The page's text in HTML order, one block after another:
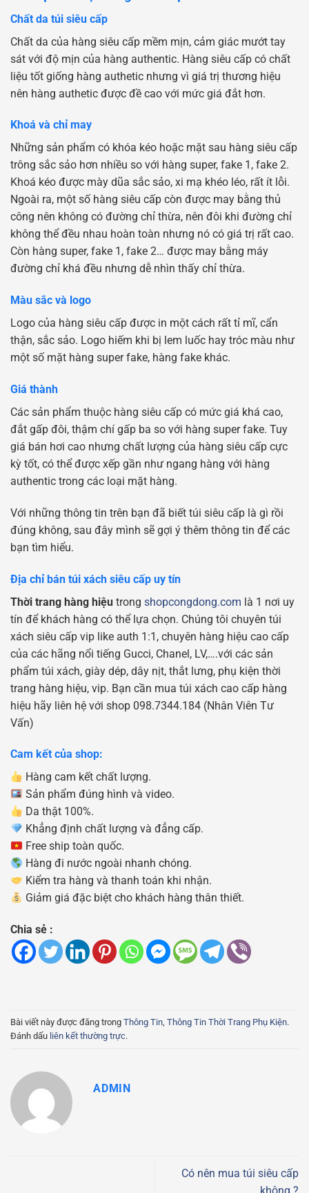
Chất da túi siêu cấp
Chất da của hàng siêu cấp mềm mịn, cảm giác mướt tay
sát với độ mịn của hàng authentic. Hàng siêu cấp có chất
liệu tốt giống hàng authetic nhưng vì giá trị thương hiệu
nên hàng authetic được đề cao với mức giá đắt hơn.
Khoá và chỉ may
Những sản phẩm có khóa kéo hoặc mặt sau hàng siêu cấp
trông sắc sảo hơn nhiều so với hàng super, fake 1, fake 2.
Khoá kéo được mày dũa sắc sảo, xi mạ khéo léo, rất ít lỗi.
Ngoài ra, một số hàng siêu cấp còn được may bằng thủ
công nên không có đường chỉ thừa, nên đôi khi đường chỉ
không thể đều nhau hoàn toàn nhưng nó có giá trị rất cao.
Còn hàng super, fake 1, fake 2… được may bằng máy
đường chỉ khá đều nhưng dễ nhìn thấy chỉ thừa.
Màu sắc và logo
Logo của hàng siêu cấp được in một cách rất tỉ mĩ, cẩn
thận, sắc sảo. Logo hiếm khi bị lem luốc hay tróc màu như
một số mặt hàng super fake, hàng fake khác.
Giá thành
Các sản phẩm thuộc hàng siêu cấp có mức giá khá cao,
đắt gấp đôi, thậm chí gấp ba so với hàng super fake. Tuy
giá bán hơi cao nhưng chất lượng của hàng siêu cấp cực
kỳ tốt, có thể được xếp gần như ngang hàng với hàng
authentic trong các loại mặt hàng.
Với những thông tin trên bạn đã biết túi siêu cấp là gì rồi
đúng không, sau đây mình sẽ gợi ý thêm thông tin để các
bạn tìm hiểu.
Địa chỉ bán túi xách siêu cấp uy tín
Thời trang hàng hiệu trong shopcongdong.com là 1 nơi uy
tín để khách hàng có thể lựa chọn. Chúng tôi chuyên túi
xách siêu cấp vip like auth 1:1, chuyên hàng hiệu cao cấp
của các hãng nổi tiếng Gucci, Chanel, LV,….với các sản
phẩm túi xách, giày dép, dây nịt, thắt lưng, phụ kiện thời
trang hàng hiệu, vip. Bạn cần mua túi xách cao cấp hàng
hiệu hãy liên hệ với shop 098.7344.184 (Nhân Viên Tư
Vấn)
Cam kết của shop:
Hàng cam kết chất lượng.
Sản phẩm đúng hình và video.
Da thật 100%.
Khẳng định chất lượng và đẳng cấp.
Free ship toàn quốc.
Hàng đi nước ngoài nhanh chóng.
Kiểm tra hàng và thanh toán khi nhận.
Giảm giá đặc biệt cho khách hàng thân thiết.
Chia sẻ :
Bài viết này được đăng trong Thông Tin Thông Tin Thời Trang Phụ Kiện.
Đánh dấu liên kết thường trực.
ADMIN
Có nên mua túi siêu cấp
không ?